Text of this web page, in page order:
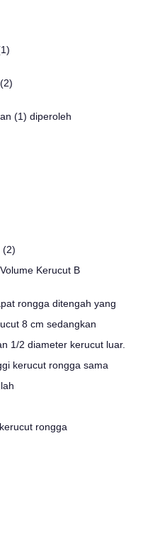
(1) diperoleh
Kerucut B
rongga ditengah yang
8 cm sedangkan
1/2 diameter kerucut luar.
kerucut rongga sama
rongga